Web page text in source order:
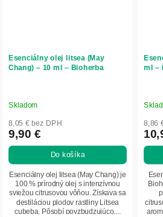
Esenciálny olej litsea (May
Chang) – 10 ml – Bioherba
Skladom
8,05 € bez DPH
9,90 €
Do košíka
Esenciálny olej litsea (May Chang) je
100 % prírodný olej s intenzívnou
sviežou citrusovou vôňou. Získava sa
destiláciou plodov rastliny Litsea
cubeba. Pôsobí povzbudzujúco,...
ml –
8,86